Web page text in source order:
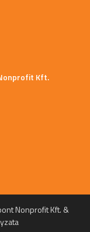
Kft.
Nonprofit Kft. &